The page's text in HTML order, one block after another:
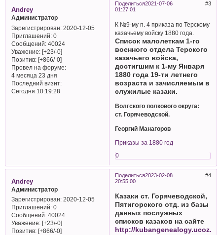
Поделиться 3
2021-07-06
01:27:01
Andrey
Администратор
Зарегистрирован: 2020-12-05
Приглашений:0
Сообщений:40024
Уважение: [+23/-0]
Позитив: [+866/-0]
Провел на форуме:
4 месяца 23 дня
Последний визит:
Сегодня 10:19:28
К №9-му п. 4 приказа по Терскому
казачьему войску 1880 года.
Список малолеткам 1-го
военного отдела Терского
казачьего войска,
достигшим к 1-му Января
1880 года 19-ти летнего
возраста и зачисляемым в
служилые казаки.
Волгского полкового округа:
ст. Горячеводской.
Георгий Манагоров
Приказы за 1880 год
0
Поделиться 4
2023-02-08
20:55:00
Andrey
Администратор
Зарегистрирован: 2020-12-05
Приглашений:0
Сообщений:40024
Уважение: [+23/-0]
Позитив: [+866/-0]
Казаки ст. Горячеводской,
Пятигорского отд. из базы
данных послужных
списков казаков на сайте
http://kubangenealogy.ucoz.ru